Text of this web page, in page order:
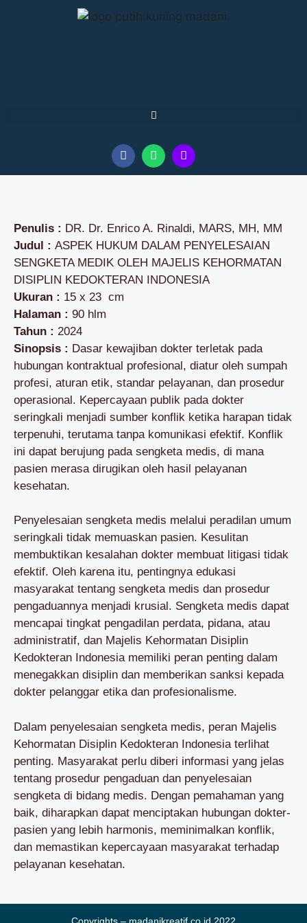
Penulis : DR. Dr. Enrico A. Rinaldi, MARS, MH, MM
Judul : ASPEK HUKUM DALAM PENYELESAIAN
SENGKETA MEDIK OLEH MAJELIS KEHORMATAN
DISIPLIN KEDOKTERAN INDONESIA
Ukuran : 15 x 23 cm
Halaman : 90 hlm
Tahun : 2024
Sinopsis : Dasar kewajiban dokter terletak pada
hubungan kontraktual profesional, diatur oleh sumpah
profesi, aturan etik, standar pelayanan, dan prosedur
operasional. Kepercayaan publik pada dokter
seringkali menjadi sumber konflik ketika harapan tidak
terpenuhi, terutama tanpa komunikasi efektif. Konflik
ini dapat berujung pada sengketa medis, di mana
pasien merasa dirugikan oleh hasil pelayanan
kesehatan.
Penyelesaian sengketa medis melalui peradilan umum
seringkali tidak memuaskan pasien. Kesulitan
membuktikan kesalahan dokter membuat litigasi tidak
efektif. Oleh karena itu, pentingnya edukasi
masyarakat tentang sengketa medis dan prosedur
pengaduannya menjadi krusial. Sengketa medis dapat
mencapai tingkat pengadilan perdata, pidana, atau
administratif, dan Majelis Kehormatan Disiplin
Kedokteran Indonesia memiliki peran penting dalam
menegakkan disiplin dan memberikan sanksi kepada
dokter pelanggar etika dan profesionalisme.
Dalam penyelesaian sengketa medis, peran Majelis
Kehormatan Disiplin Kedokteran Indonesia terlihat
penting. Masyarakat perlu diberi informasi yang jelas
tentang prosedur pengaduan dan penyelesaian
sengketa di bidang medis. Dengan pemahaman yang
baik, diharapkan dapat menciptakan hubungan dokter-
pasien yang lebih harmonis, meminimalkan konflik,
dan memastikan kepercayaan masyarakat terhadap
pelayanan kesehatan.